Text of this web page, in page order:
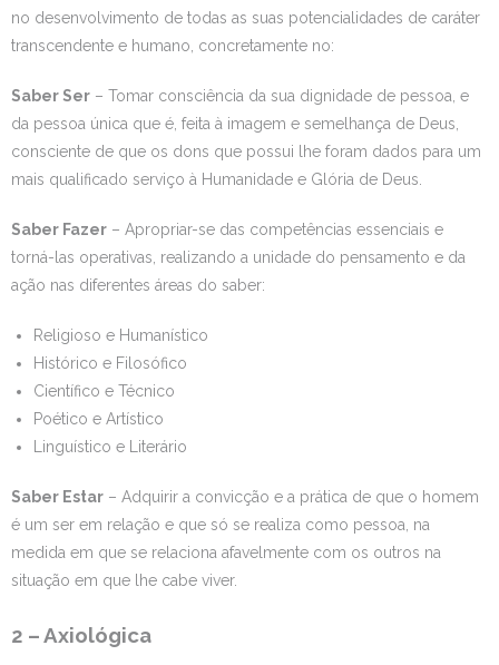
no desenvolvimento de todas as suas potencialidades de caráter
transcendente e humano, concretamente no:
Saber Ser – Tomar consciência da sua dignidade de pessoa, e
da pessoa única que é, feita à imagem e semelhança de Deus,
consciente de que os dons que possui lhe foram dados para um
mais qualificado serviço à Humanidade e Glória de Deus.
Saber Fazer – Apropriar-se das competências essenciais e
torná-las operativas, realizando a unidade do pensamento e da
ação nas diferentes áreas do saber:
Religioso e Humanístico
Histórico e Filosófico
Científico e Técnico
Poético e Artístico
Linguístico e Literário
Saber Estar – Adquirir a convicção e a prática de que o homem
é um ser em relação e que só se realiza como pessoa, na
medida em que se relaciona afavelmente com os outros na
situação em que lhe cabe viver.
2 – Axiológica